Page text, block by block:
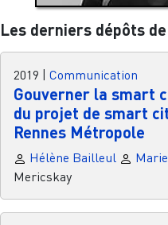
Les derniers dépôts
2019 Communication
Gouverner la smart
du projet de smart
Rennes Métropole
Hélène Bailleul
Mericskay